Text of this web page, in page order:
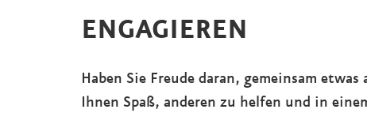
ENGAGIEREN
Haben Sie Freude daran, gemeinsam
Ihnen Spaß, anderen zu helfen und in